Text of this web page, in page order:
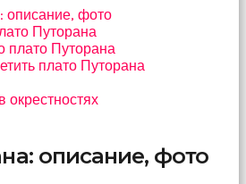
описание, фото
Путорана
плато Путорана
плато Путорана
окрестностях
описание, фото